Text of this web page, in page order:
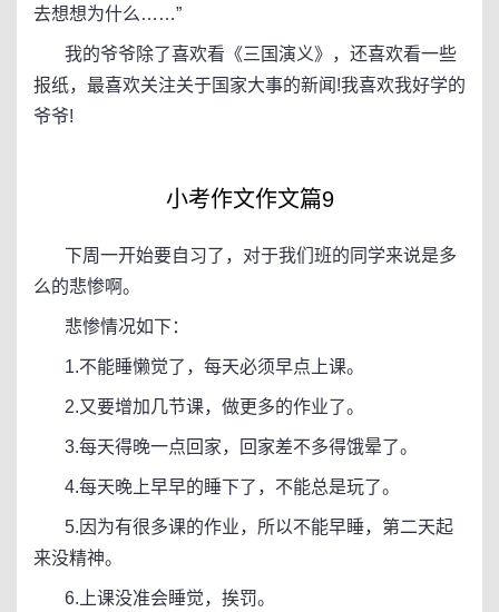
去想想为什么……”
我的爷爷除了喜欢看《三国演义》，还喜欢看一些
报纸，最喜欢关注关于国家大事的新闻!我喜欢我好学的
爷爷!
小考作文作文篇9
下周一开始要自习了，对于我们班的同学来说是多
么的悲惨啊。
悲惨情况如下：
1.不能睡懒觉了，每天必须早点上课。
2.又要增加几节课，做更多的作业了。
3.每天得晚一点回家，回家差不多得饿晕了。
4.每天晚上早早的睡下了，不能总是玩了。
5.因为有很多课的作业，所以不能早睡，第二天起
来没精神。
6.上课没准会睡觉，挨罚。